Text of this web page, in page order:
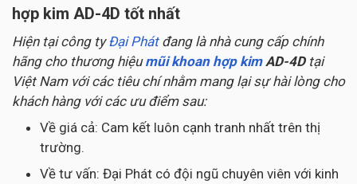
hợp kim AD-4D tốt nhất
Hiện tại công tyĐại Phátđang là nhà cung cấp chính
hãng cho thương hiệu mũi khoan hợp kimAD-4D tại
Việt Nam với các tiêu chí nhằm mang lại sự hài lòng cho
khách hàng với các ưu điểm sau:
Về giá cả: Cam kết luôn cạnh tranh nhất trên thị
trường.
Về tư vấn: Đại Phát có đội ngũ chuyên viên với kinh